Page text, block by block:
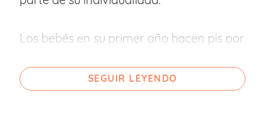
Los bebés en su primer año hacen pis por
un control consciente de la micción), es la
forma en la que sus vejigas se vacían;
SEGUIR LEYENDO